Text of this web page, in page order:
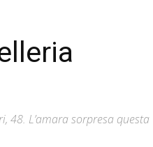
48. L’amara sorpresa questa